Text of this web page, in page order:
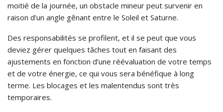
moitié de la journée, un obstacle mineur peut survenir en
raison d’un angle gênant entre le Soleil et Saturne.
Des responsabilités se profilent, et il se peut que vous
deviez gérer quelques tâches tout en faisant des
ajustements en fonction d’une réévaluation de votre temps
et de votre énergie, ce qui vous sera bénéfique à long
terme. Les blocages et les malentendus sont très
temporaires.